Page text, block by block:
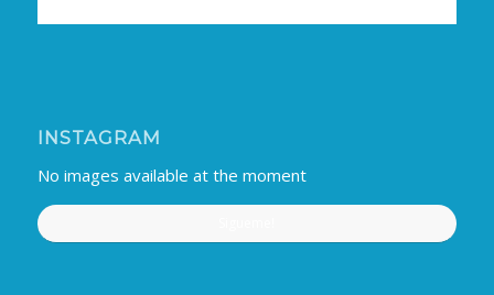
INSTAGRAM
No images available at the moment